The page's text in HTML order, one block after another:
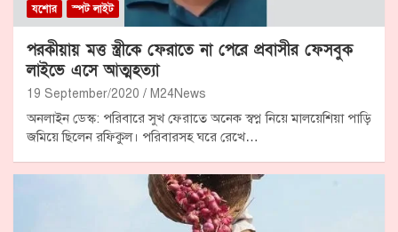
যশোর স্পট লাইট
পরকীয়ায় মত্ত স্ত্রীকে ফেরাতে না পেরে প্রবাসীর ফেসবুক
লাইভে এসে আত্মহত্যা
19 September/2020 M24News
অনলাইন ডেস্ক: পরিবারে সুখ ফেরাতে অনেক স্বপ্ন নিয়ে মালয়েশিয়া পাড়ি
জমিয়ে ছিলেন রফিকুল। পরিবারসহ ঘরে রেখে…